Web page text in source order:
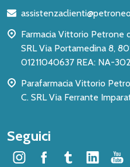
pagina
Farmacia Vittorio Petrone
SRL Via Portamedina 8, 80134 - Napoli NA P.IVA:
01211040637 REA: NA-
Parafarmacia Vittorio
C. SRL Via Ferrante
Seguici